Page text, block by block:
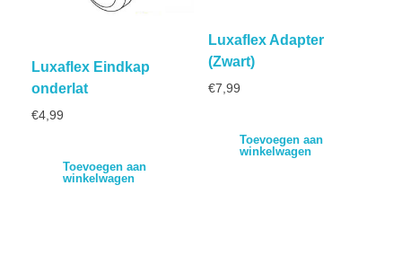
Luxaflex Eindkap
onderlat
€4,99
Toevoegen aan
winkelwagen
Luxaflex Adapter
(Zwart)
€7,99
Toevoegen aan
winkelwagen